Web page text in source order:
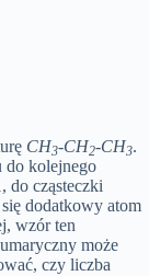
CH3-CH2-CH3.
do kolejnego
do cząsteczki
dodatkowy atom
wzór ten
może
czy liczba